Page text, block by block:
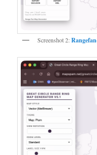
Screenshot 2: